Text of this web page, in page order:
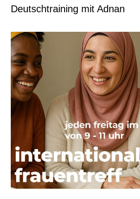
Deutschtraining mit Adnan